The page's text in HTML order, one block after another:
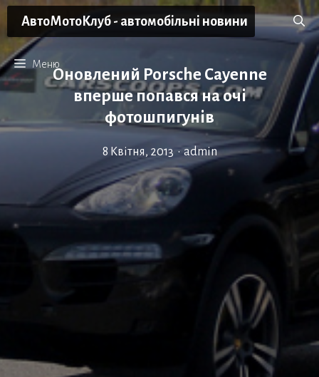
Перейти
вмісту
АвтоМотоКлуб - автомобільні новини
Меню
Оновлений Porsche Cayenne
вперше попався на очі
фотошпигунів
8 Квітня, 2013 • admin